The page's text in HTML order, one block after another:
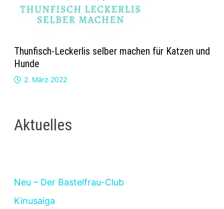
Thunfisch-Leckerlis selber machen für Katzen und
Hunde
2. März 2022
Aktuelles
Neu – Der Bastelfrau-Club
Kinusaiga